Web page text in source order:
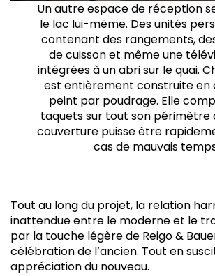
Un autre espace de réception
le lac lui-même. Des unités
contenant des rangements,
de cuisson et même une
intégrées à un abri sur le quai.
est entièrement construite en
peint par poudrage. Elle
taquets sur tout son périmètre
couverture puisse être
cas de mauvais
Tout au long du projet, la relation
inattendue entre le moderne et le
par la touche légère de Reigo &
célébration de l’ancien. Tout en
appréciation du nouveau.